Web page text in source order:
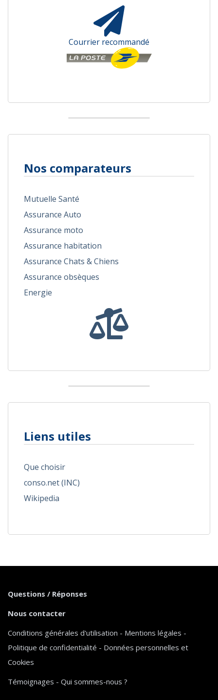
Courrier recommandé
Nos comparateurs
Mutuelle Santé
Assurance Auto
Assurance moto
Assurance habitation
Assurance Chats & Chiens
Assurance obsèques
Energie
Liens utiles
Que choisir
conso.net (INC)
Wikipedia
Questions / Réponses
Nous contacter
Conditions générales d'utilisation - Mentions légales -
Politique de confidentialité - Données personnelles et
Cookies
Témoignages - Qui sommes-nous ?